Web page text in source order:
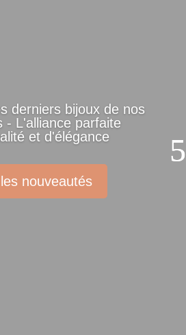
derniers bijoux de nos
- L'alliance parfaite
et d'élégance
nouveautés